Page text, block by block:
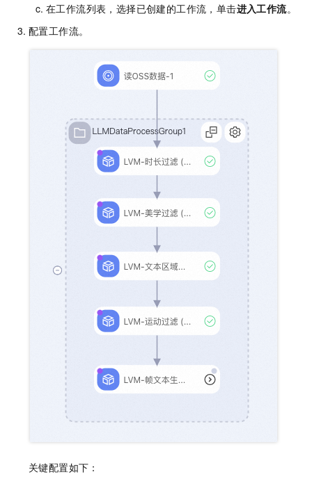
在工作流列表，选择已创建的工作流，单击进入工作流。
配置工作流。
关键配置如下：